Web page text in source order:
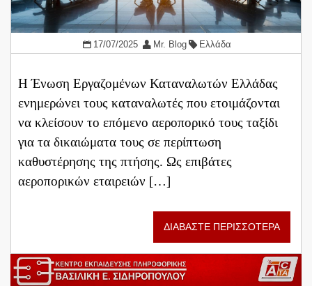
17/07/2025 Mr. Blog Ελλάδα
Η Ένωση Εργαζομένων Καταναλωτών Ελλάδας
ενημερώνει τους καταναλωτές που ετοιμάζονται
να κλείσουν το επόμενο αεροπορικό τους ταξίδι
για τα δικαιώματα τους σε περίπτωση
καθυστέρησης της πτήσης. Ως επιβάτες
αεροπορικών εταιρειών […]
ΔΙΑΒΑΣΤΕ ΠΕΡΙΣΣΟΤΕΡΑ